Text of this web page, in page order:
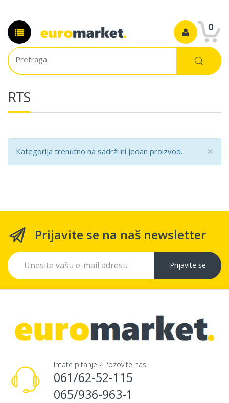
0
RTS
×
Kategorija trenutno na sadrži ni jedan proizvod.
Prijavite se na naš newsletter
Prijavite se
Imate pitanje ? Pozovite nas!
061/62-52-115
065/936-963-1